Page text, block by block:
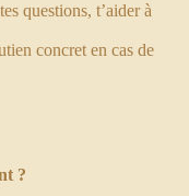
questions, t’aider à
concret en cas de
?